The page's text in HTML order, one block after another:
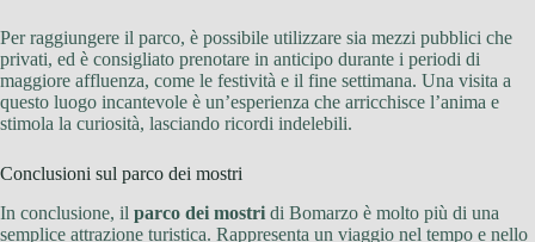
Per raggiungere il parco, è possibile utilizzare sia mezzi pubblici che
privati, ed è consigliato prenotare in anticipo durante i periodi di
maggiore affluenza, come le festività e il fine settimana. Una visita a
questo luogo incantevole è un’esperienza che arricchisce l’anima e
stimola la curiosità, lasciando ricordi indelebili.
Conclusioni sul parco dei mostri
In conclusione, il parco dei mostri di Bomarzo è molto più di una
semplice attrazione turistica. Rappresenta un viaggio nel tempo e nello